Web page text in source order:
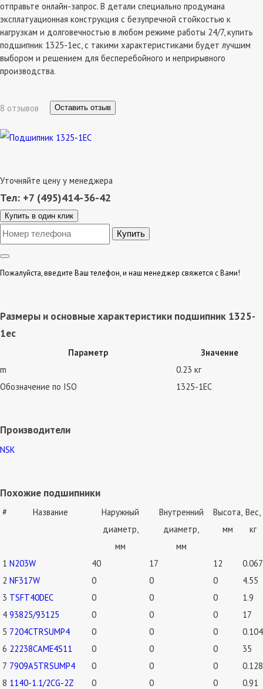
отправьте онлайн-запрос. В детали специально продумана
эксплатуационная конструкция с безупречной стойкостью к
нагрузкам и долговечностью в любом режиме работы 24/7, купить
подшипник 1325-1ec, с такими характеристиками будет лучшим
выбором и решением для бесперебойного и неприрывного
производства.
8 отзывов Оставить отзыв
Уточняйте цену у менеджера
Тел: +7 (495)414-36-42
Купить в один клик
Пожалуйста, введите Ваш телефон, и наш менеджер свяжется с Вами!
Размеры и основные характеристики подшипник 1325-
1ec
Параметр
Значение
m
0.23 кг
Обозначение по ISO
1325-1EC
Производители
NSK
Похожие подшипники
# Название
Наружный
диаметр,
мм
Внутренний
диаметр,
мм
Высота,
мм
Вес,
кг
1 N203W 40 17 12
0.067
2 NF317W 0 0 0
4.55
3 TSFT40DEC 0 0 0
1.9
4 93825/93125 0 0 0
17
5 7204CTRSUMP4 0 0 0
0.104
6 22238CAME4S11 0 0 0
35
7 7909A5TRSUMP4 0 0 0
0.128
8 1140-1.1/2CG-2Z 0 0 0
0.91